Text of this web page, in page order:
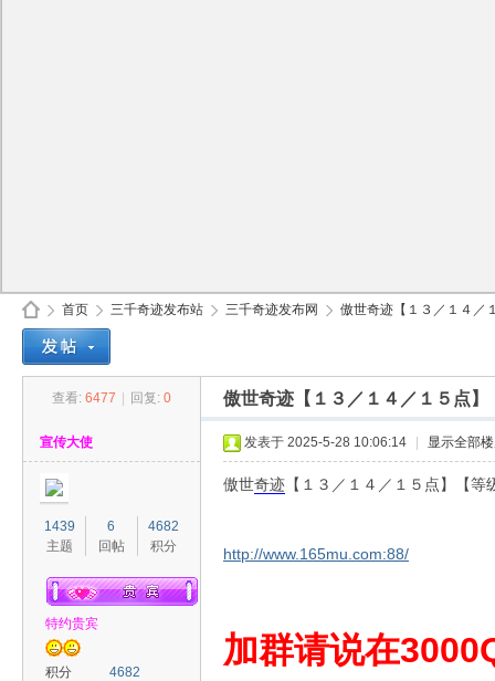
首页
›
三千奇迹发布站 三千奇迹发布网
›
傲世奇迹【１３／１４／
查看: 6477 回复: 0 傲世奇迹【１３／１４／１５点
宣传大使
1439
主题
6
回帖
4682
积分
特约贵宾
积分
4682
发表于 2025-5-28 10:06:14 显示全部
傲世奇迹 【１３／１４／１５点】【
http://www.165mu.com:88/
加群请说在